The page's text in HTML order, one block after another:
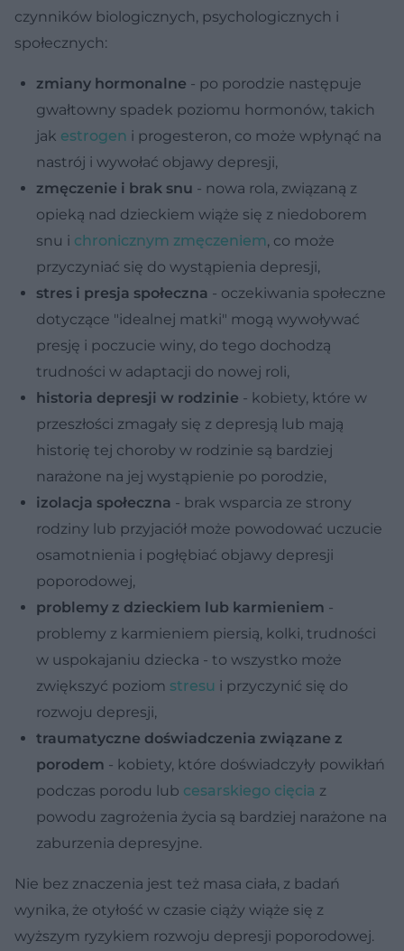
czynników biologicznych, psychologicznych i
społecznych:
zmiany hormonalne - po porodzie następuje
gwałtowny spadek poziomu hormonów, takich
jak estrogen i progesteron, co może wpłynąć na
nastrój i wywołać objawy depresji,
zmęczenie i brak snu - nowa rola, związaną z
opieką nad dzieckiem wiąże się z niedoborem
snu i chronicznym zmęczeniem, co może
przyczyniać się do wystąpienia depresji,
stres i presja społeczna - oczekiwania społeczne
dotyczące "idealnej matki" mogą wywoływać
presję i poczucie winy, do tego dochodzą
trudności w adaptacji do nowej roli,
historia depresji w rodzinie - kobiety, które w
przeszłości zmagały się z depresją lub mają
historię tej choroby w rodzinie są bardziej
narażone na jej wystąpienie po porodzie,
izolacja społeczna - brak wsparcia ze strony
rodziny lub przyjaciół może powodować uczucie
osamotnienia i pogłębiać objawy depresji
poporodowej,
problemy z dzieckiem lub karmieniem -
problemy z karmieniem piersią, kolki, trudności
w uspokajaniu dziecka - to wszystko może
zwiększyć poziom stresu i przyczynić się do
rozwoju depresji,
traumatyczne doświadczenia związane z
porodem - kobiety, które doświadczyły powikłań
podczas porodu lub cesarskiego cięcia z
powodu zagrożenia życia są bardziej narażone na
zaburzenia depresyjne.
Nie bez znaczenia jest też masa ciała, z badań
wynika, że otyłość w czasie ciąży wiąże się z
wyższym ryzykiem rozwoju depresji poporodowej.